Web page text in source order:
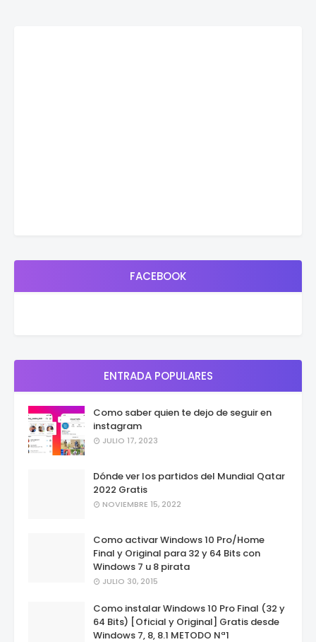
FACEBOOK
ENTRADA POPULARES
Como saber quien te dejo de seguir en
instagram
JULIO 17, 2023
Dónde ver los partidos del Mundial Qatar
2022 Gratis
NOVIEMBRE 15, 2022
Como activar Windows 10 Pro/Home
Final y Original para 32 y 64 Bits con
Windows 7 u 8 pirata
JULIO 30, 2015
Como instalar Windows 10 Pro Final (32 y
64 Bits) [Oficial y Original] Gratis desde
Windows 7, 8, 8.1 METODO Nª1